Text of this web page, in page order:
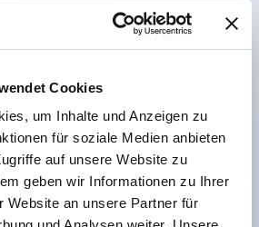
Cookies
um Inhalte und Anzeigen zu
für soziale Medien anbieten
auf unsere Website zu
geben wir Informationen zu Ihrer
Website an unsere Partner für
IP65 komplett (IEC 60529)
durch
System, flache Anschlussfläche
Serien mit einem Gehäuselänge